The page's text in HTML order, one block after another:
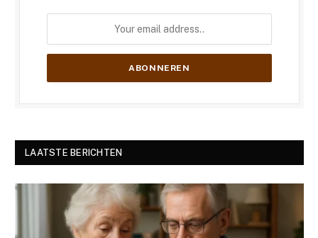
LAATSTE BERICHTEN